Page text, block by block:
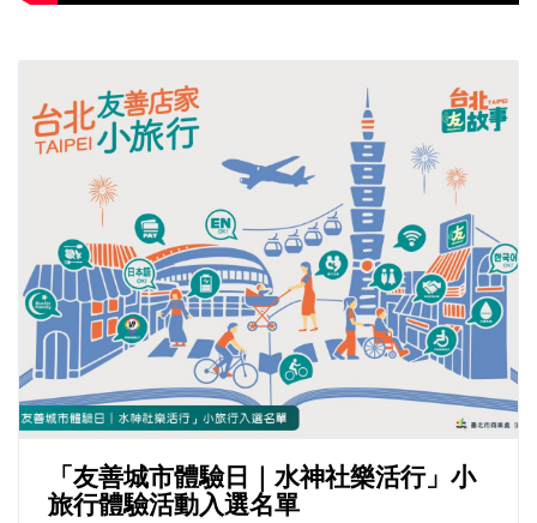
「友善城市體驗日｜水神社樂活行」小
旅行體驗活動入選名單